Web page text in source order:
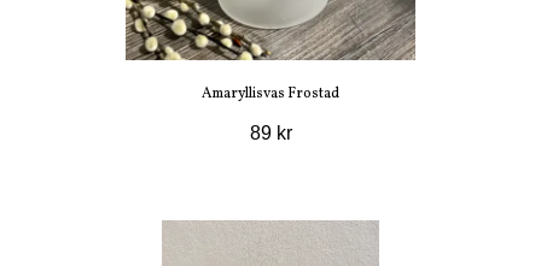
Amaryllisvas Frostad
89 kr